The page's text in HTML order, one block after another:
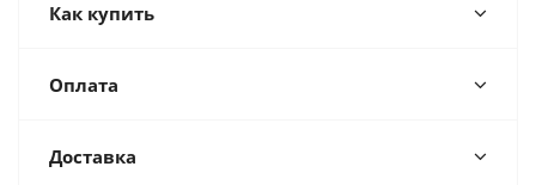
Как купить
Оплата
Доставка